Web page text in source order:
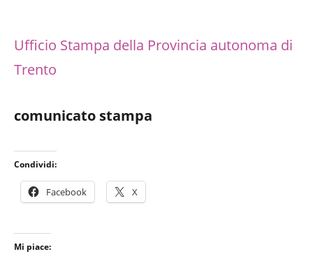
Ufficio Stampa della Provincia autonoma di
Trento
comunicato stampa
Condividi:
Facebook X
Mi piace: